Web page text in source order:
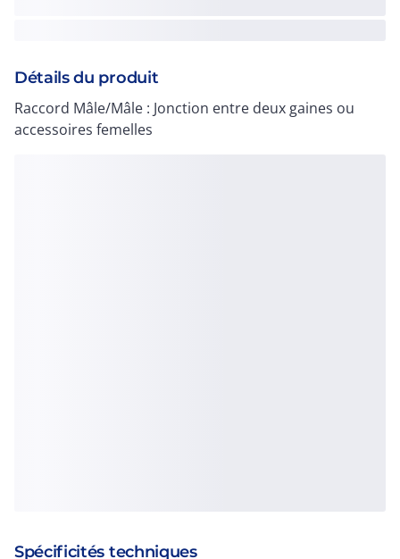
Détails du produit
Raccord Mâle/Mâle : Jonction entre deux gaines ou
accessoires femelles
Spécificités techniques